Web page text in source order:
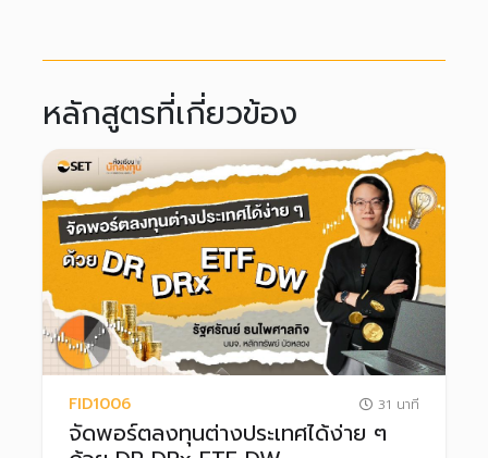
หลักสูตรที่เกี่ยวข้อง
FID1006 31 นาที
จัดพอร์ตลงทุนต่างประเทศได้ง่าย ๆ